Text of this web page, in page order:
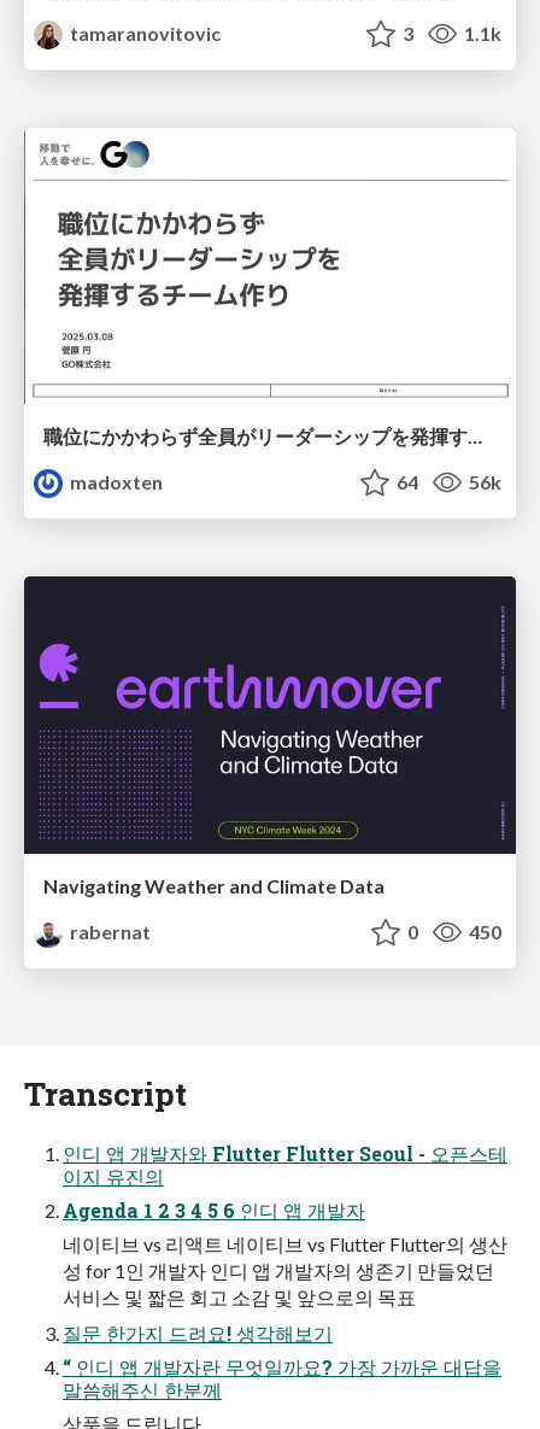
tamaranovitovic
3 1.1k
職位にかかわらず全員がリーダーシップを発揮するチーム作り / Building a team where everyone can demonstrate leadership regardless of position
madoxten
64 56k
Navigating Weather and Climate Data
rabernat
0 450
Transcript
인디 앱 개발자와 Flutter Flutter Seoul - 오픈스테
이지 유진의
Agenda 1 2 3 4 5 6 인디 앱 개발자
네이티브 vs 리액트 네이티브 vs Flutter Flutter의 생산
성 for 1인 개발자 인디 앱 개발자의 생존기 만들었던
서비스 및 짧은 회고 소감 및 앞으로의 목표
질문 한가지 드려요! 생각해보기
“ 인디 앱 개발자란 무엇일까요? 가장 가까운 대답을
말씀해주신 한분께
상품을 드립니다